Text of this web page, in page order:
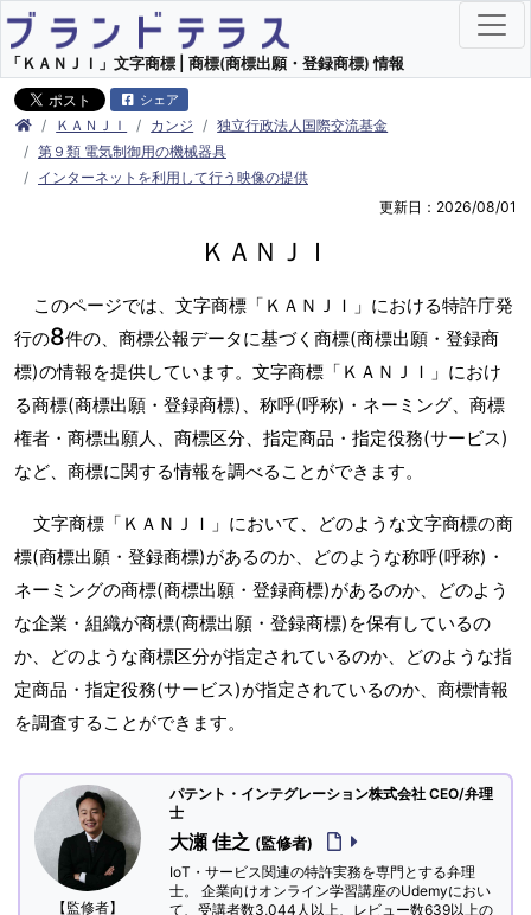
「ＫＡＮＪＩ」文字商標 | 商標(商標出願・登録商標) 情報
シェア
ＫＡＮＪＩ カンジ
独立行政法人国際交流基金
第９類 電気制御用の機械器具
インターネットを利用して行う映像の提供
更新日：2026/08/01
ＫＡＮＪＩ
このページでは、文字商標「ＫＡＮＪＩ」における特許庁発
行の8件の、商標公報データに基づく商標(商標出願・登録商
標)の情報を提供しています。文字商標「ＫＡＮＪＩ」におけ
る商標(商標出願・登録商標)、称呼(呼称)・ネーミング、商標
権者・商標出願人、商標区分、指定商品・指定役務(サービス)
など、商標に関する情報を調べることができます。
文字商標「ＫＡＮＪＩ」において、どのような文字商標の商
標(商標出願・登録商標)があるのか、どのような称呼(呼称)・
ネーミングの商標(商標出願・登録商標)があるのか、どのよう
な企業・組織が商標(商標出願・登録商標)を保有しているの
か、どのような商標区分が指定されているのか、どのような指
定商品・指定役務(サービス)が指定されているのか、商標情報
を調査することができます。
【監修者】
パテント・インテグレーション株式会社 CEO/弁理
士
大瀬 佳之 (監修者)
IoT・サービス関連の特許実務を専門とする弁理
士。 企業向けオンライン学習講座のUdemyにおい
て、受講者数3,044人以上、レビュー数639以上の